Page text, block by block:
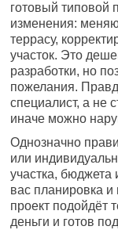
готовый типовой
изменения:
террасу,
участок. Это
разработки, но
пожелания.
специалист, а не
иначе можно
Однозначно
или
участка, бюджета
вас планировка
проект подойдёт
деньги и готов